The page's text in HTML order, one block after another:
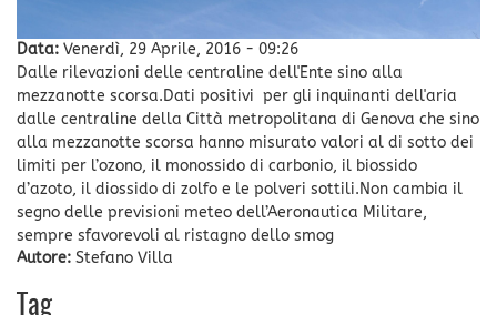
Data: Venerdì, 29 Aprile, 2016 - 09:26
Dalle rilevazioni delle centraline dell'Ente sino alla
mezzanotte scorsa.Dati positivi per gli inquinanti dell'aria
dalle centraline della Città metropolitana di Genova che sino
alla mezzanotte scorsa hanno misurato valori al di sotto dei
limiti per l’ozono, il monossido di carbonio, il biossido
d’azoto, il diossido di zolfo e le polveri sottili.Non cambia il
segno delle previsioni meteo dell’Aeronautica Militare,
sempre sfavorevoli al ristagno dello smog
Autore: Stefano Villa
Tag